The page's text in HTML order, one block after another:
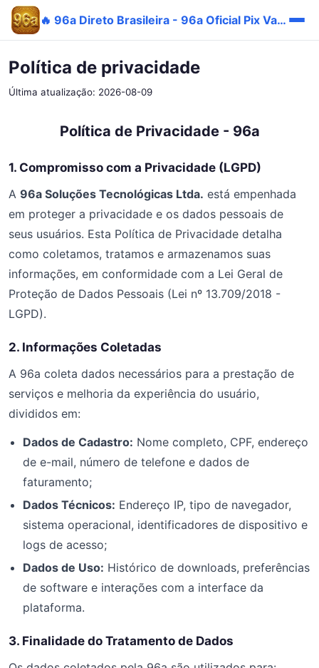
🔥 96a Direto Brasileira - 96a Oficial Pix Vantagem
Política de privacidade
Última atualização: 2026-08-09
Política de Privacidade - 96a
1. Compromisso com a Privacidade (LGPD)
A 96a Soluções Tecnológicas Ltda. está empenhada
em proteger a privacidade e os dados pessoais de
seus usuários. Esta Política de Privacidade detalha
como coletamos, tratamos e armazenamos suas
informações, em conformidade com a Lei Geral de
Proteção de Dados Pessoais (Lei nº 13.709/2018 -
LGPD).
2. Informações Coletadas
A 96a coleta dados necessários para a prestação de
serviços e melhoria da experiência do usuário,
divididos em:
Dados de Cadastro: Nome completo, CPF, endereço
de e-mail, número de telefone e dados de
faturamento;
Dados Técnicos: Endereço IP, tipo de navegador,
sistema operacional, identificadores de dispositivo e
logs de acesso;
Dados de Uso: Histórico de downloads, preferências
de software e interações com a interface da
plataforma.
3. Finalidade do Tratamento de Dados